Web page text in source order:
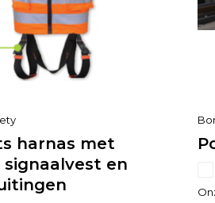
harnas met
signaalvest en